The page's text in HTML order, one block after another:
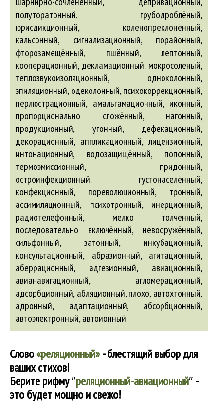
абразионный, агитационный,
аберрационный, адгезионный, авиационный,
авианавигационный, агломерационный,
адсорбционный,абляционный, плохо,автохтонный,
адронный, адаптационный, абсорбционный,
автоэлектронный,автоионный.
Слово«реляционный»- блестящий выбор для
ваших стихов!
Берите рифму″реляционный-авиационный″ -
это будет мощно и свежо!